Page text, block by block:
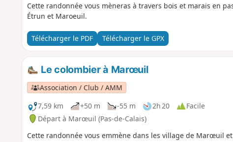
Cette randonnée vous mèneras à travers bois et marais en
Étrun et Maroeuil.
Télécharger le PDF Télécharger le GPX
Le colombier à Marœuil
Association / Club / AMM
7,59 km
+50 m -55 m 2h 20
Facile
Départ à Marœuil (Pas-de-Calais)
Cette randonnée vous emmène dans les village de Marœuil